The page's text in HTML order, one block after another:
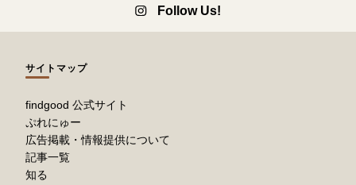
Follow Us!
サイトマップ
findgood 公式サイト
ぷれにゅー
広告掲載・情報提供について
記事一覧
知る